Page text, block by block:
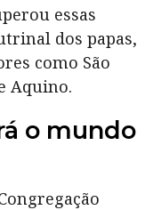
essas
dos papas,
como São
Aquino.
o mundo